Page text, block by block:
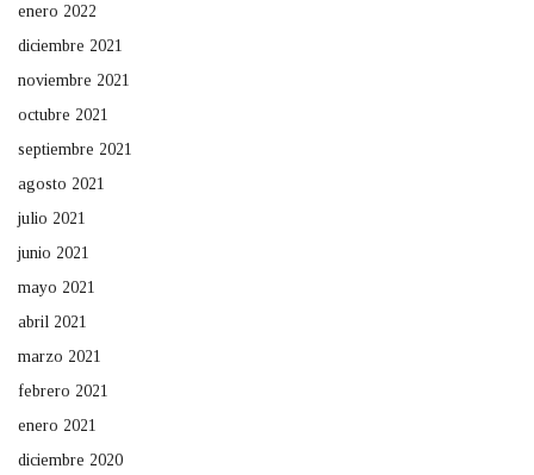
enero 2022
diciembre 2021
noviembre 2021
octubre 2021
septiembre 2021
agosto 2021
julio 2021
junio 2021
mayo 2021
abril 2021
marzo 2021
febrero 2021
enero 2021
diciembre 2020